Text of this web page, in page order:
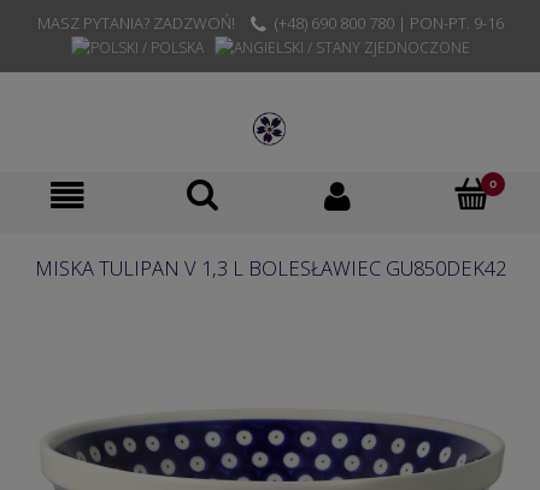
MASZ PYTANIA? ZADZWOŃ! (+48) 690 800 780 | PON-PT. 9-16
MISKA TULIPAN V 1,3 L BOLESŁAWIEC GU850DEK42